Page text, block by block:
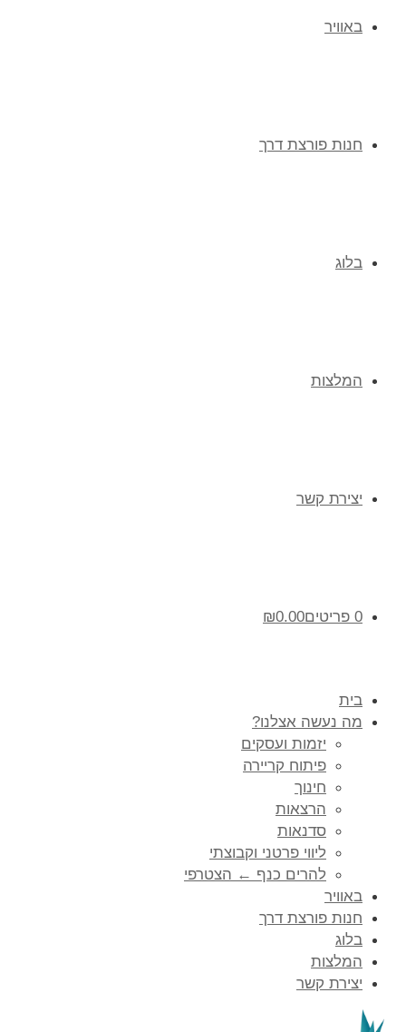
באוויר
חנות פורצת דרך
בלוג
המלצות
יצירת קשר
0 פריטים ₪0.00
בית
מה נעשה אצלנו?
יזמות ועסקים
פיתוח קריירה
חינוך
הרצאות
סדנאות
ליווי פרטני וקבוצתי
להרים כנף ← הצטרפי
באוויר
חנות פורצת דרך
בלוג
המלצות
יצירת קשר